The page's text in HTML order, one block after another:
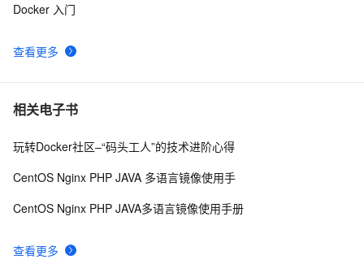
查看更多
Docker 入门
相关电子书
查看更多
玩转Docker社区–“码头工人”的技术进阶心得
CentOS Nginx PHP JAVA 多语言镜像使用手
CentOS Nginx PHP JAVA多语言镜像使用手册